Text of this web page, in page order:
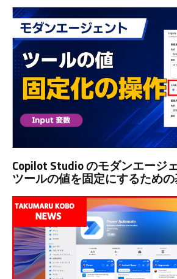
Copilot Studio のモダンエージ
ツールの値を固定にするため